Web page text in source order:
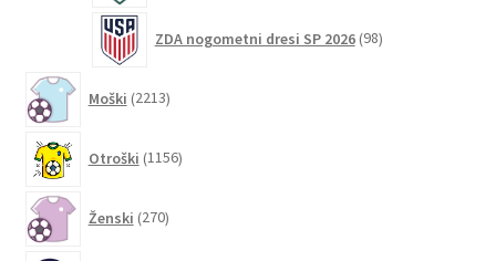
ZDA nogometni dresi SP 2026 98izdelkov
Moški 2213izdelkov
Otroški 1156izdelkov
Ženski 270izdelkov